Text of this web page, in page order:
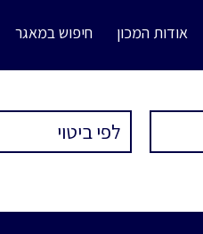
אודות המכון חיפוש במאגר